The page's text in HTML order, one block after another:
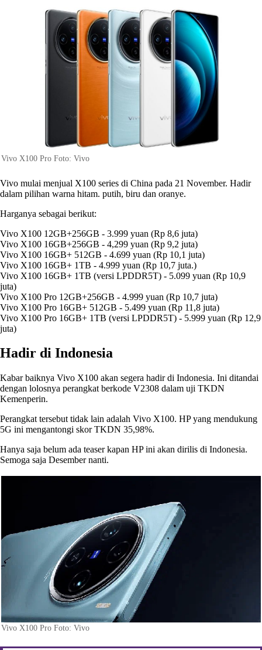
Vivo X100 Pro Foto: Vivo
Vivo mulai menjual X100 series di China pada 21 November. Hadir
dalam pilihan warna hitam. putih, biru dan oranye.
Harganya sebagai berikut:
Vivo X100 12GB+256GB - 3.999 yuan (Rp 8,6 juta)
Vivo X100 16GB+256GB - 4,299 yuan (Rp 9,2 juta)
Vivo X100 16GB+ 512GB - 4.699 yuan (Rp 10,1 juta)
Vivo X100 16GB+ 1TB - 4.999 yuan (Rp 10,7 juta.)
Vivo X100 16GB+ 1TB (versi LPDDR5T) - 5.099 yuan (Rp 10,9
juta)
Vivo X100 Pro 12GB+256GB - 4.999 yuan (Rp 10,7 juta)
Vivo X100 Pro 16GB+ 512GB - 5.499 yuan (Rp 11,8 juta)
Vivo X100 Pro 16GB+ 1TB (versi LPDDR5T) - 5.999 yuan (Rp 12,9
juta)
Hadir di Indonesia
Kabar baiknya Vivo X100 akan segera hadir di Indonesia. Ini ditandai
dengan lolosnya perangkat berkode V2308 dalam uji TKDN
Kemenperin.
Perangkat tersebut tidak lain adalah Vivo X100. HP yang mendukung
5G ini mengantongi skor TKDN 35,98%.
Hanya saja belum ada teaser kapan HP ini akan dirilis di Indonesia.
Semoga saja Desember nanti.
Vivo X100 Pro Foto: Vivo